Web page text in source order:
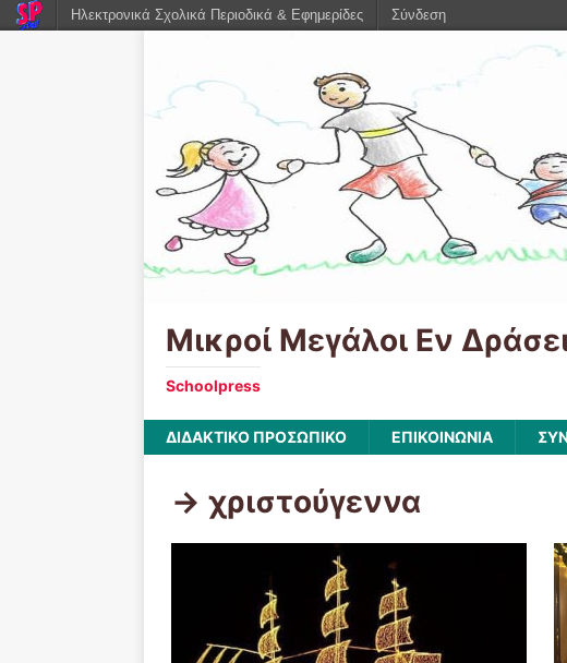
Μικροί Μεγάλοι Εν
Schoolpress
ΔΙΔΑΚΤΙΚΟ ΠΡΟΣΩΠΙΚΟ ΕΠΙΚΟΙΝΩΝΙΑ
-> χριστούγεννα
Ηλεκτρονικά Σχολικά Περιοδικά & Εφημερίδες Σύνδεση